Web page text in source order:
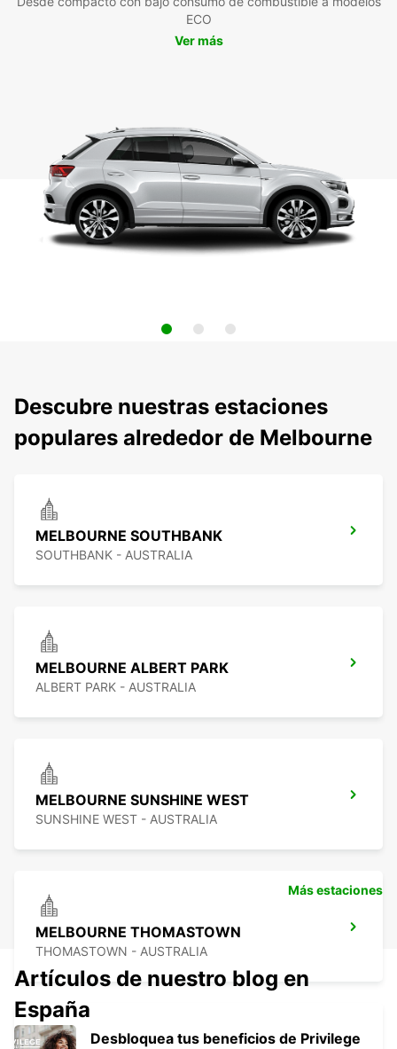
ECO
Ver más
Descubre nuestras estaciones
populares alrededor de Melbourne
MELBOURNE SOUTHBANK
SOUTHBANK - AUSTRALIA
MELBOURNE ALBERT PARK
ALBERT PARK - AUSTRALIA
MELBOURNE SUNSHINE WEST
SUNSHINE WEST - AUSTRALIA
MELBOURNE THOMASTOWN
THOMASTOWN - AUSTRALIA
Más estaciones
Artículos de nuestro blog en
España
Desbloquea tus beneficios de Privilege